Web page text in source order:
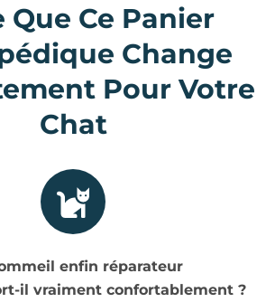
Que Ce Panier
Change
Pour Votre
Chat
enfin réparateur
il vraiment confortablement ?